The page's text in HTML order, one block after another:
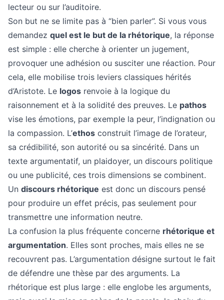
lecteur ou sur l’auditoire.
Son but ne se limite pas à “bien parler”. Si vous vous
demandez quel est le but de la rhétorique, la réponse
est simple : elle cherche à orienter un jugement,
provoquer une adhésion ou susciter une réaction. Pour
cela, elle mobilise trois leviers classiques hérités
d’Aristote. Le logos renvoie à la logique du
raisonnement et à la solidité des preuves. Le pathos
vise les émotions, par exemple la peur, l’indignation ou
la compassion. L’ethos construit l’image de l’orateur,
sa crédibilité, son autorité ou sa sincérité. Dans un
texte argumentatif, un plaidoyer, un discours politique
ou une publicité, ces trois dimensions se combinent.
Un discours rhétorique est donc un discours pensé
pour produire un effet précis, pas seulement pour
transmettre une information neutre.
La confusion la plus fréquente concerne rhétorique et
argumentation. Elles sont proches, mais elles ne se
recouvrent pas. L’argumentation désigne surtout le fait
de défendre une thèse par des arguments. La
rhétorique est plus large : elle englobe les arguments,